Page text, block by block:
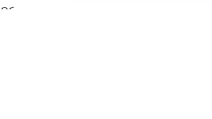
Облачные решения